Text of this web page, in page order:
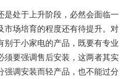
是处于上升阶段，必然会面临一
市场培育的程度还有待提升。对
别于小家电的产品，既要有专业
须要强调售后安装，这两者其实
强调安装而轻产品，也不能过分